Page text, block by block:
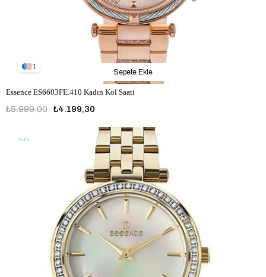
1
Essence ES6603FE.410 Kadın Kol Saati
₺4.199,30
₺5.999,00
Sepete Ekle
%15